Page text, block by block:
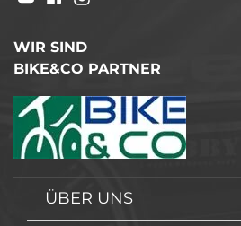
WIR SIND
BIKE&CO PARTNER
ÜBER UNS